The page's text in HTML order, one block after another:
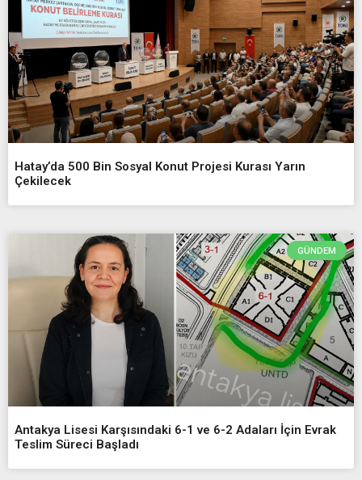
Hatay’da 500 Bin Sosyal Konut Projesi Kurası Yarın
Çekilecek
GÜNDEM
Antakya Lisesi Karşısındaki 6-1 ve 6-2 Adaları İçin Evrak
Teslim Süreci Başladı